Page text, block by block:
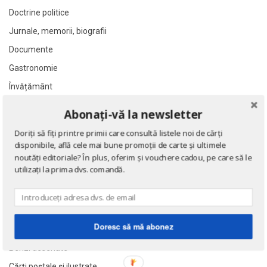
Alan Watts
Albert Bayet
Albert Camus
Albert Horace
Albert Ogien
Alberto Bevilacqua
Alberto Martini
Alberto Moravia
Album de arta
Alcifron
Aldous Huxley
Aleksa Celebonovic
Aleksander Wojciechowscki
Alan Watts
Albert Bayet
Albert Camus
Albert Horace
Albert Ogien
Alberto Bevilacqua
Alberto Martini
Alberto Moravia
Album de arta
Alcifron
Aldous Huxley
Aleksa Celebonovic
Aleksander Wojciechowscki
Doctrine politice
Jurnale, memorii, biografii
Documente
Gastronomie
Învățământ
Manuale şcolare
Sport
Știință
Științe sociale
Teatru și dramaturgie
Benzi desenate
Abonați-vă la newsletter
Doriți să fiți printre primii care consultă listele noi de cărți
disponibile, află cele mai bune promoții de carte și ultimele
noutăți editoriale? În plus, oferim și vouchere cadou, pe care să le
utilizați la prima dvs. comandă.
Doresc să mă abonez